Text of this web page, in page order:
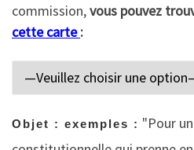
commission,vous pouvez
cette carte:
Objet : exemples : "Pour